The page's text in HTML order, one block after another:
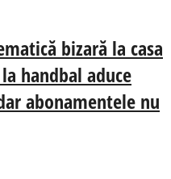
bizară la casa
handbal aduce
abonamentele nu